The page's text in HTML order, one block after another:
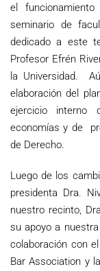
el
seminario de
dedicado a este
Profesor Efrén
la Universidad.
elaboración del
ejercicio interno
economías y de
de Derecho.
Luego de los
presidenta Dra.
nuestro recinto,
su apoyo a
colaboración con
Bar Association y